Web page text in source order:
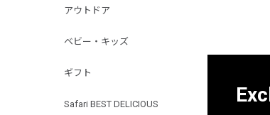
アウトドア
ベビー・キッズ
ギフト
Safari BEST DELICIOUS